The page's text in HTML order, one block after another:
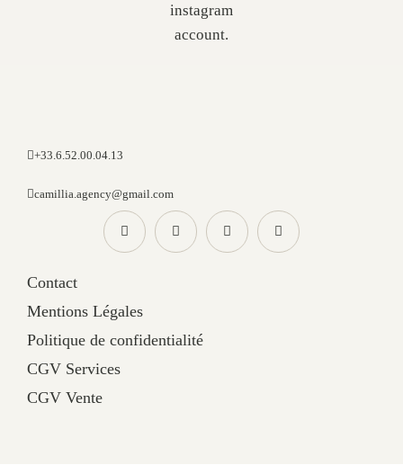
instagram
account.
+33.6.52.00.04.13
camillia.agency@gmail.com
Contact
Mentions Légales
Politique de confidentialité
CGV Services
CGV Vente